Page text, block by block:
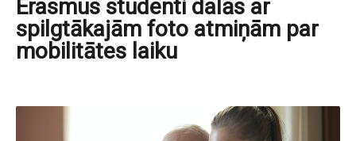
Erasmus studenti dalās ar
spilgtākajām foto atmiņām par
mobilitātes laiku